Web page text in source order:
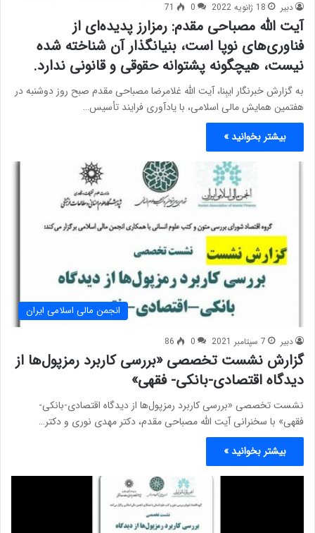
دبیر 18 ژانویه 2022 0
71
آیت الله مصباحی مقدم: رمزارز پدیده‌ای از
فناوری‌های نوپا است، بنیانگذار آن شناخته شده
نیست، هیچگونه پشتوانه حقوقی و قانونی ندارد.
به گزارش خبرنگار ایبِنا، آیت الله غلامرضا مصباحی مقدم صبح روز دوشنبه در
هفتمین همایش مالی اسلامی، با یادآوری فرایند تأسیس…
بیشتر بخوانید »
انجمن مالی اسلامی ایران
دبیر 7 سپتامبر 2021 0
86
گزارش نشست تخصصی «بررسی کاربرد رمزپول‌ها از
دیدگاه اقتصادی-بانکی- فقهی»
نشست تخصصی «بررسی کاربرد رمزپول‌ها از دیدگاه اقتصادی-بانکی-
فقهی» با سخنرانی آیت الله مصباحی مقدم، دکتر مهدی نوری و دکتر…
بیشتر بخوانید »